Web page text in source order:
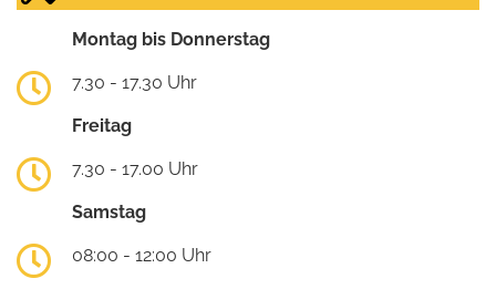
Montag bis Donnerstag
7.30 - 17.30 Uhr
Freitag
7.30 - 17.00 Uhr
Samstag
08:00 - 12:00 Uhr